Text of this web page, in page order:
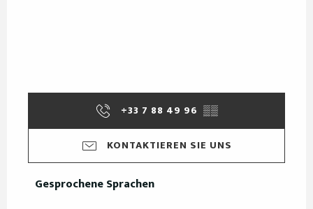
+33 7 88 49 96 ▒▒
KONTAKTIEREN SIE UNS
Gesprochene Sprachen
Gesprochene Sprachen